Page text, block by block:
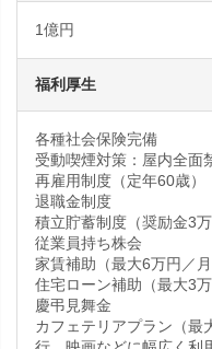
1億円
福利厚生
各種社会保険完備
受動喫煙対策：屋内全面
再雇用制度（定年60歳）
退職金制度
積立貯蓄制度（奨励金3万
従業員持ち株会
家賃補助（最大6万円／月
住宅ローン補助（最大3万
慶弔見舞金
カフェテリアプラン（最